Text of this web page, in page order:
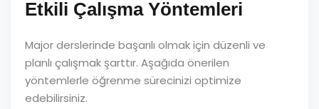
Etkili Çalışma Yöntemleri
Major derslerinde başarılı olmak için düzenli ve
planlı çalışmak şarttır. Aşağıda önerilen
yöntemlerle öğrenme sürecinizi optimize
edebilirsiniz.